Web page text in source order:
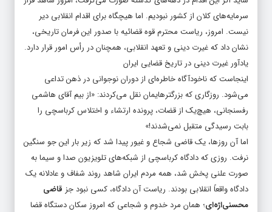
سرمایه‌های کلان از کشور نبودیم. اما هیچگاه برای اقدام انقلابی دیر
نیست. امروز، ریاست محترم قوه قضائیه با صدور این فرمان تاریخی،
نشان داد که غیرت دینی و تعهد انقلابی، همچنان در رأس امور قرار دارد.
یادآور غیرت دینی در تاریخ قضایی ایران
اینجاست که ناخودآگاه خاطره‌ای از دوران نوجوانی در ذهن تداعی
می‌شود. روزگاری که بزرگترهایمان نقل می‌کردند: «از بیم آقای هاشمی
رفسنجانی، هیچ‌یک از قضات، پرونده ارتشاء و اختلاس کرباسچی را
بابت رسیدگی متقبل نمی‌شدند!»
اما آن روزها، یک قاضی شجاع و غیور پیدا شد که زیر بار این جو سنگین
نرفت. روزی که دادگاه کرباسچی از شبکه‌های تلویزیون صدا و سیما به
صورت علنی پخش شد، همه مردم ایران شاهد روند شفاف و عادلانه یک
دادگاه واقعاً انقلابی بودند. ریاست آن دادگاه، کسی نبود جز قاضی
محسنی‌اژه‌ای؛ همان مرد خدوم و شجاعی که امروز سکان دستگاه قضا